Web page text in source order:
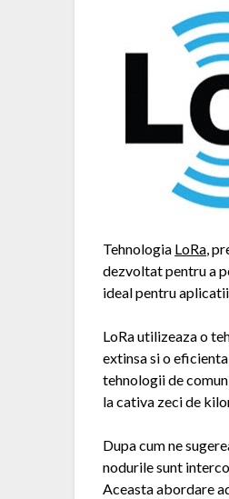
Tehnologia LoRa,
dezvoltat pentru a
ideal pentru aplicatii
LoRa utilizeaza o
extinsa si o
tehnologii de
la cativa zeci de
Dupa cum ne
nodurile sunt
Aceasta abordare